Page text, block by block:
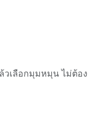
วเลือกมุมหมุน ไม่ต้